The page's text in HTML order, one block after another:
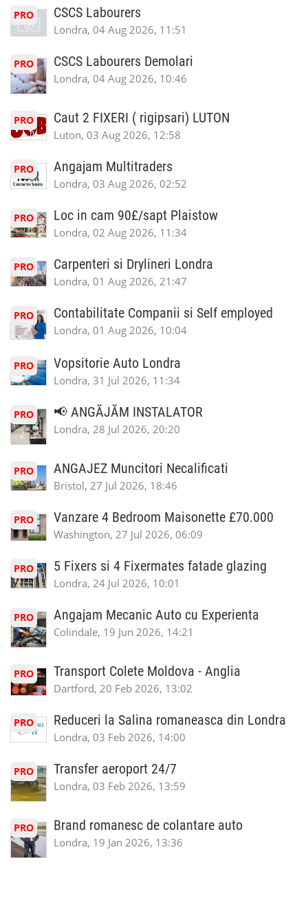
PRO CSCS Labourers
Londra, 04 Aug 2026, 11:51
PRO CSCS Labourers Demolari
Londra, 04 Aug 2026, 10:46
PRO Caut 2 FIXERI ( rigipsari) LUTON
Luton, 03 Aug 2026, 12:58
PRO Angajam Multitraders
Londra, 03 Aug 2026, 02:52
PRO Loc in cam 90£/sapt Plaistow
Londra, 02 Aug 2026, 11:34
PRO Carpenteri si Drylineri Londra
Londra, 01 Aug 2026, 21:47
PRO Contabilitate Companii si Self employed
Londra, 01 Aug 2026, 10:04
PRO Vopsitorie Auto Londra
Londra, 31 Jul 2026, 11:34
PRO 📢 ANGĂJĂM INSTALATOR
Londra, 28 Jul 2026, 20:20
PRO ANGAJEZ Muncitori Necalificati
Bristol, 27 Jul 2026, 18:46
PRO Vanzare 4 Bedroom Maisonette £70.000
Washington, 27 Jul 2026, 06:09
PRO 5 Fixers si 4 Fixermates fatade glazing
Londra, 24 Jul 2026, 10:01
PRO Angajam Mecanic Auto cu Experienta
Colindale, 19 Jun 2026, 14:21
PRO Transport Colete Moldova - Anglia
Dartford, 20 Feb 2026, 13:02
PRO Reduceri la Salina romaneasca din Londra
Londra, 03 Feb 2026, 14:00
PRO Transfer aeroport 24/7
Londra, 03 Feb 2026, 13:59
PRO Brand romanesc de colantare auto
Londra, 19 Jan 2026, 13:36